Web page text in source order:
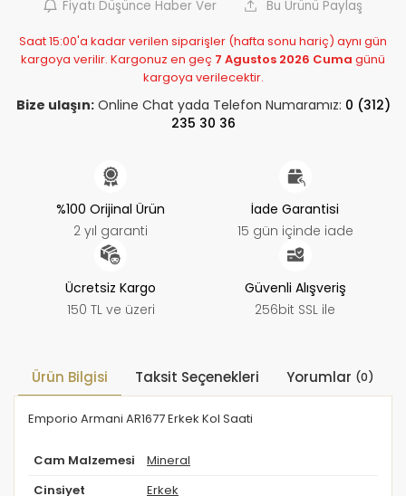
Fiyatı Düşünce Haber Ver Bu Ürünü Paylaş
Saat 15:00'a kadar verilen siparişler (hafta sonu hariç) aynı gün
kargoya verilir. Kargonuz en geç 7 Agustos 2026 Cuma günü
kargoya verilecektir.
Bize ulaşın:Online Chat yada Telefon Numaramız: 0 (312)
235 30 36
%100 Orijinal Ürün
2 yıl garanti
İade Garantisi
15 gün içinde iade
Ücretsiz Kargo
150 TL ve üzeri
Güvenli Alışveriş
256bit SSL ile
Ürün Bilgisi Taksit Seçenekleri Yorumlar (0)
Emporio Armani AR1677 Erkek Kol Saati
Cam Malzemesi Mineral
Cinsiyet Erkek